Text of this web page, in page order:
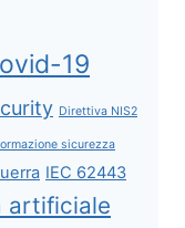
19
Direttiva NIS2
sicurezza
IEC 62443
artificiale